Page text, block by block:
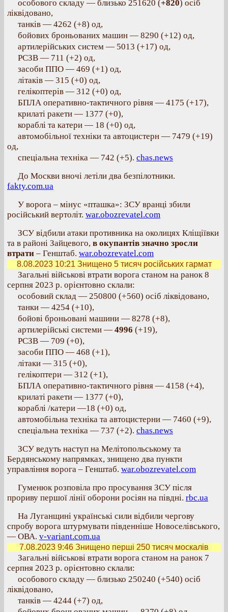
особового складу — близько 251620 (+820) осіб
ліквідовано,
танків — 4262 (+8) од,
бойових броньованих машин — 8290 (+12) од,
артилерійських систем — 5013 (+17) од,
РСЗВ — 711 (+2) од,
засоби ППО — 469 (+1) од,
літаків — 315 (+0) од,
гелікоптерів — 312 (+0) од,
БПЛА оперативно-тактичного рівня — 4175 (+17),
крилаті ракети — 1377 (+0),
кораблі та катери — 18 (+0) од,
автомобільної техніки та автоцистерн — 7479 (+19)
од,
спеціальна техніка — 742 (+5). chas.news
До Москви вночі летіли два безпілотники.
fakty.com.ua
У ворога – мінус «пташка»: ЗСУ вранці збили
російський вертоліт. war.obozrevatel.com
ЗСУ відбили атаки противника на околицях Кліщіївки
та в районі Зайцевого, в окупантів значно зросли
втрати – Генштаб. war.obozrevatel.com
8.08.2023 10:21 Знищено 5 тисяч російських гармат
Загальні військові втрати ворога станом на ранок 8
серпня 2023 р. орієнтовно склали:
особовий склад — 250800 (+560) осіб ліквідовано,
танки — 4254 (+10),
бойові броньовані машини — 8278 (+8),
артилерійські системи — 4996 (+19),
РСЗВ — 709 (+0),
засоби ППО — 468 (+1),
літаки — 315 (+0),
гелікоптери — 312 (+1),
БПЛА оперативно-тактичного рівня — 4158 (+4),
крилаті ракети — 1377 (+0),
кораблі /катери —18 (+0) од,
автомобільна техніка та автоцистерни — 7460 (+9),
спеціальна техніка — 737 (+2). chas.news
ЗСУ ведуть наступ на Мелітопольському та
Бердянському напрямках, знищено два пункти
управління ворога – Генштаб. war.obozrevatel.com
Гуменюк розповіла про просування ЗСУ після
прориву першої лінії оборони росіян на півдні. rbc.ua
На Луганщині українські сили відбили чергову
спробу ворога штурмувати південніше Новоселівського,
— ОВА. v-variant.com.ua
7.08.2023 9:46 Знищено перші 250 тисяч москалів
Загальні військові втрати ворога станом на ранок 7
серпня 2023 р. орієнтовно склали:
особового складу — близько 250240 (+540) осіб
ліквідовано,
танків — 4244 (+7) од,